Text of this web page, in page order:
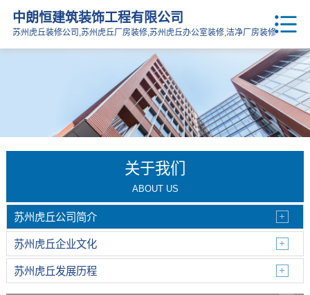
中朗恒建筑装饰工程有限公司
苏州虎丘装修公司,苏州虎丘厂房装修,苏州虎丘办公室装修,洁净厂房装修
关于我们
ABOUT US
苏州虎丘公司简介
苏州虎丘企业文化
苏州虎丘发展历程